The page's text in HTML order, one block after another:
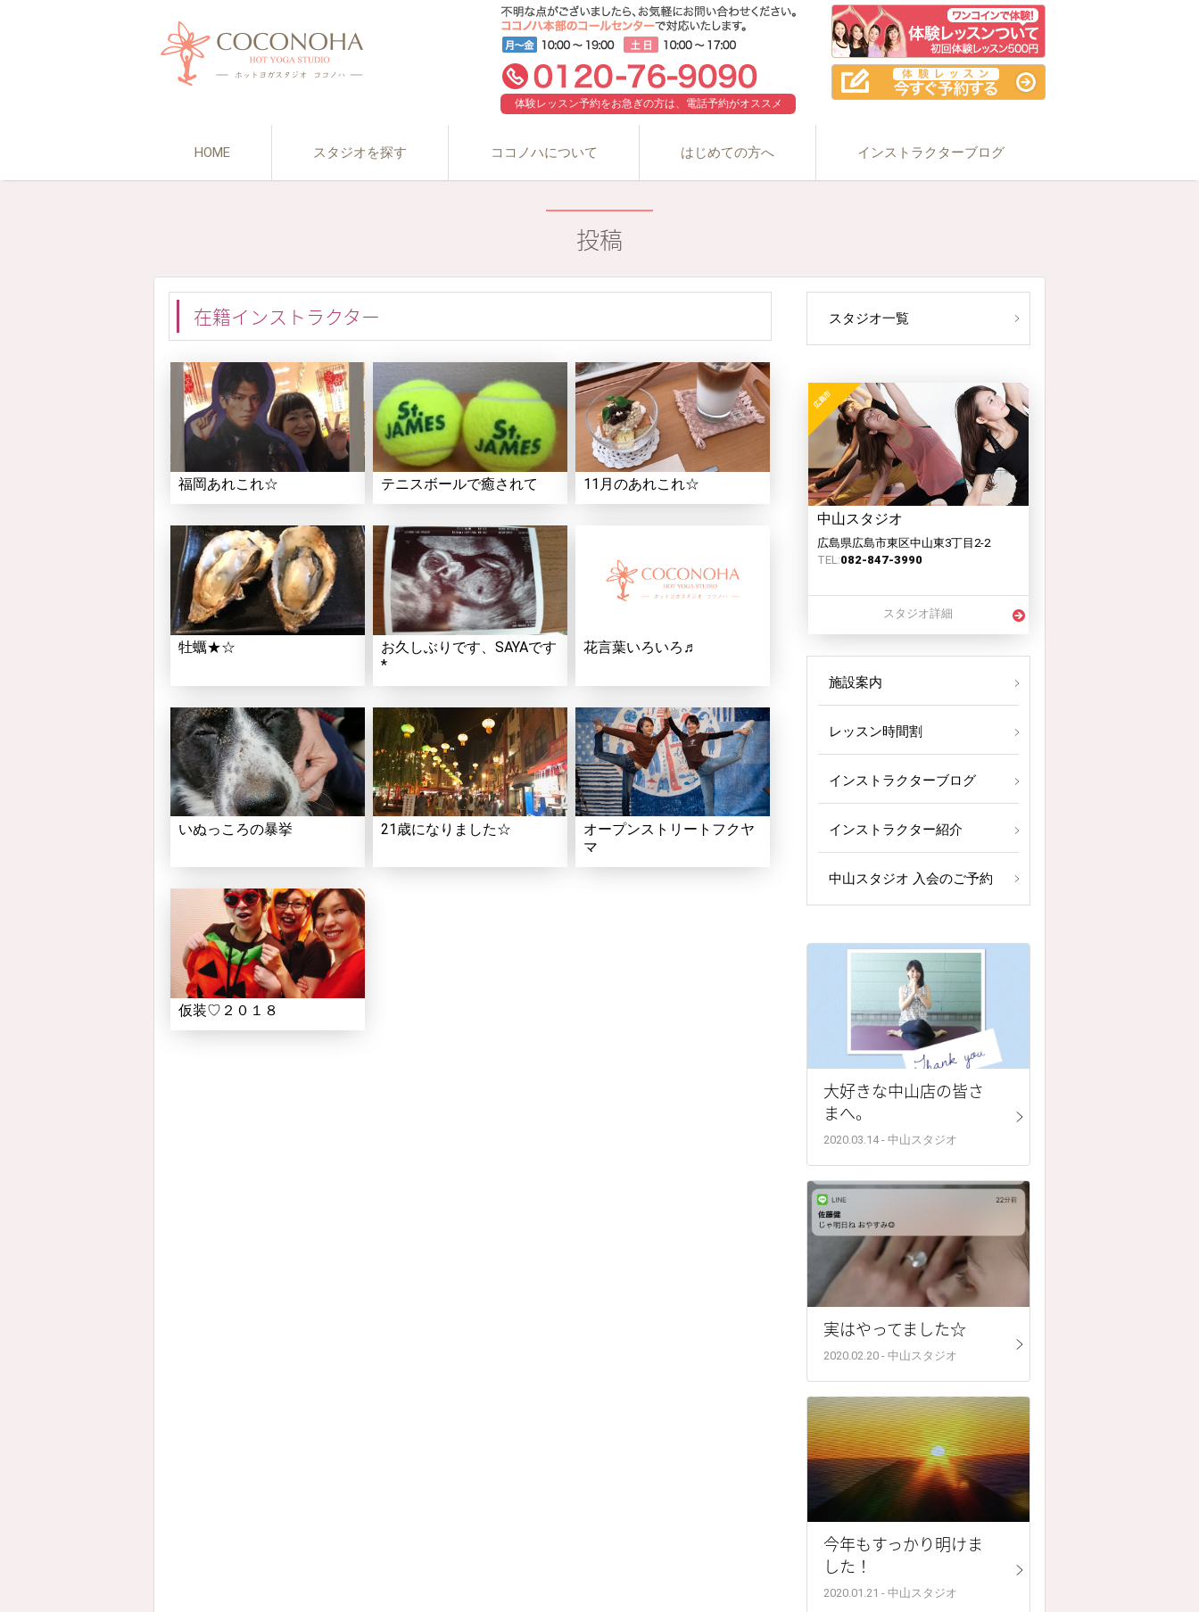
体験レッスン予約をお急ぎの方は、電話予約がオススメ
HOME スタジオを探す ココノハについて はじめての方へ インストラクターブログ
投稿
在籍インストラクター
福岡あれこれ☆ テニスボールで癒されて 11月のあれこれ☆
牡蠣★☆
お久しぶりです、SAYAです
*
花言葉いろいろ♬
いぬっころの暴挙 21歳になりました☆
オープンストリートフクヤ
マ
仮装♡２０１８
スタジオ一覧
中山スタジオ
広島県広島市東区中山東3丁目2-2
TEL:082-847-3990
スタジオ詳細
施設案内
レッスン時間割
インストラクターブログ
インストラクター紹介
中山スタジオ 入会のご予約
大好きな中山店の皆さ
まへ。
2020.03.14 - 中山スタジオ
実はやってました☆
2020.02.20 - 中山スタジオ
今年もすっかり明けま
した！
2020.01.21 - 中山スタジオ